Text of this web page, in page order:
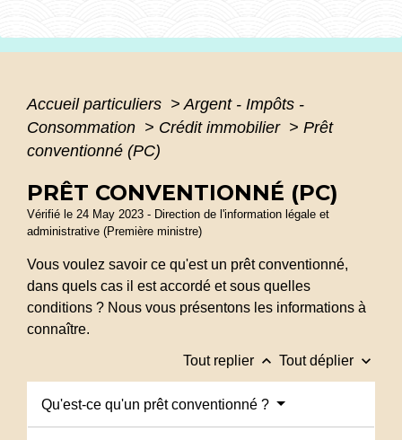
Accueil particuliers > Argent - Impôts -
Consommation > Crédit immobilier > Prêt
conventionné (PC)
PRÊT CONVENTIONNÉ (PC)
Vérifié le 24 May 2023 - Direction de l'information légale et
administrative (Première ministre)
Vous voulez savoir ce qu'est un prêt conventionné,
dans quels cas il est accordé et sous quelles
conditions ? Nous vous présentons les informations à
connaître.
Tout replier keyboard_arrow_up Tout déplier keyboard_arrow_down
Qu'est-ce qu'un prêt conventionné ?